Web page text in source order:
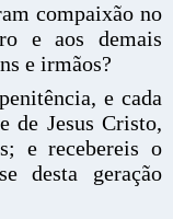
compaixão no
e aos demais
e irmãos?
e cada
de Jesus Cristo,
e recebereis o
desta geração